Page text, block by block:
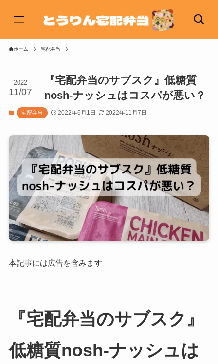
ホーム 宅配弁当
『宅配弁当のサブスク』低糖質
nosh-ナッシュはコスパが悪い？
2022
11/07
宅配弁当 2022年6月1日 2022年11月7日
本記事には広告を含みます
『宅配弁当のサブスク』
低糖質nosh-ナッシュは